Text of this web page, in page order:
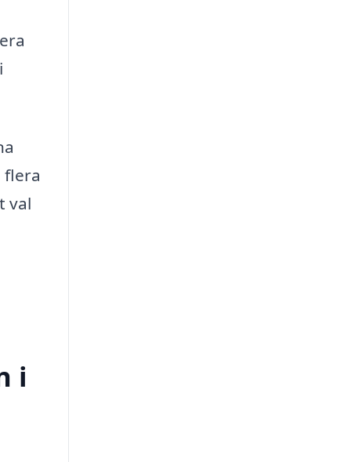
flera
val
i